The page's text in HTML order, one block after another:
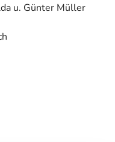
u. Günter Müller